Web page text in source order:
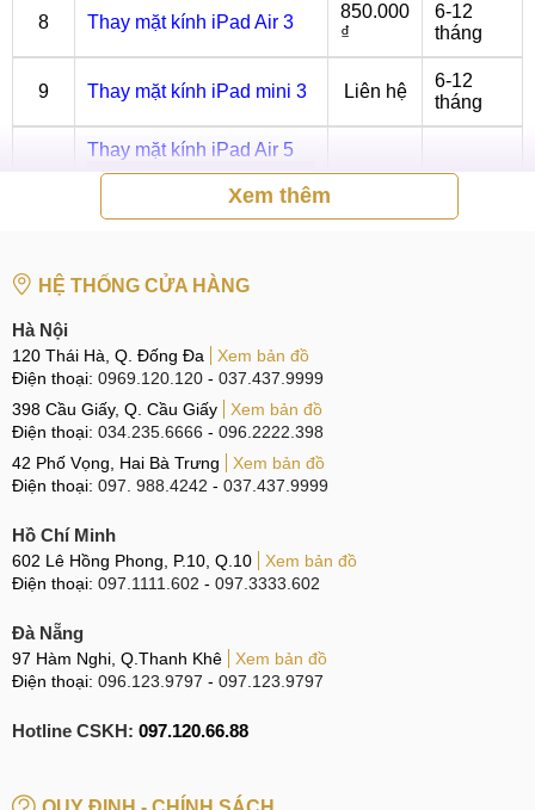
8 Thay mặt kính iPad Air 3
850.000
₫
6-12
tháng
9 Thay mặt kính iPad mini 3 Liên hệ
6-12
tháng
10
Thay mặt kính iPad Air 5
Thay mặt kính iPad
bạn có thể tham khảo những lưu ý sau:
Xem thêm
HỆ THỐNG CỬA HÀNG
Hà Nội
120 Thái Hà, Q. Đống Đa
Xem bản đồ
Điện thoại: 0969.120.120 - 037.437.9999
398 Cầu Giấy, Q. Cầu Giấy
Xem bản đồ
Điện thoại: 034.235.6666 - 096.2222.398
42 Phố Vọng, Hai Bà Trưng
Xem bản đồ
Điện thoại: 097. 988.4242 - 037.437.9999
Hồ Chí Minh
602 Lê Hồng Phong, P.10, Q.10
Xem bản đồ
Điện thoại: 097.1111.602 - 097.3333.602
Đà Nẵng
97 Hàm Nghi, Q.Thanh Khê
Xem bản đồ
Điện thoại: 096.123.9797 - 097.123.9797
Hotline CSKH: 097.120.66.88